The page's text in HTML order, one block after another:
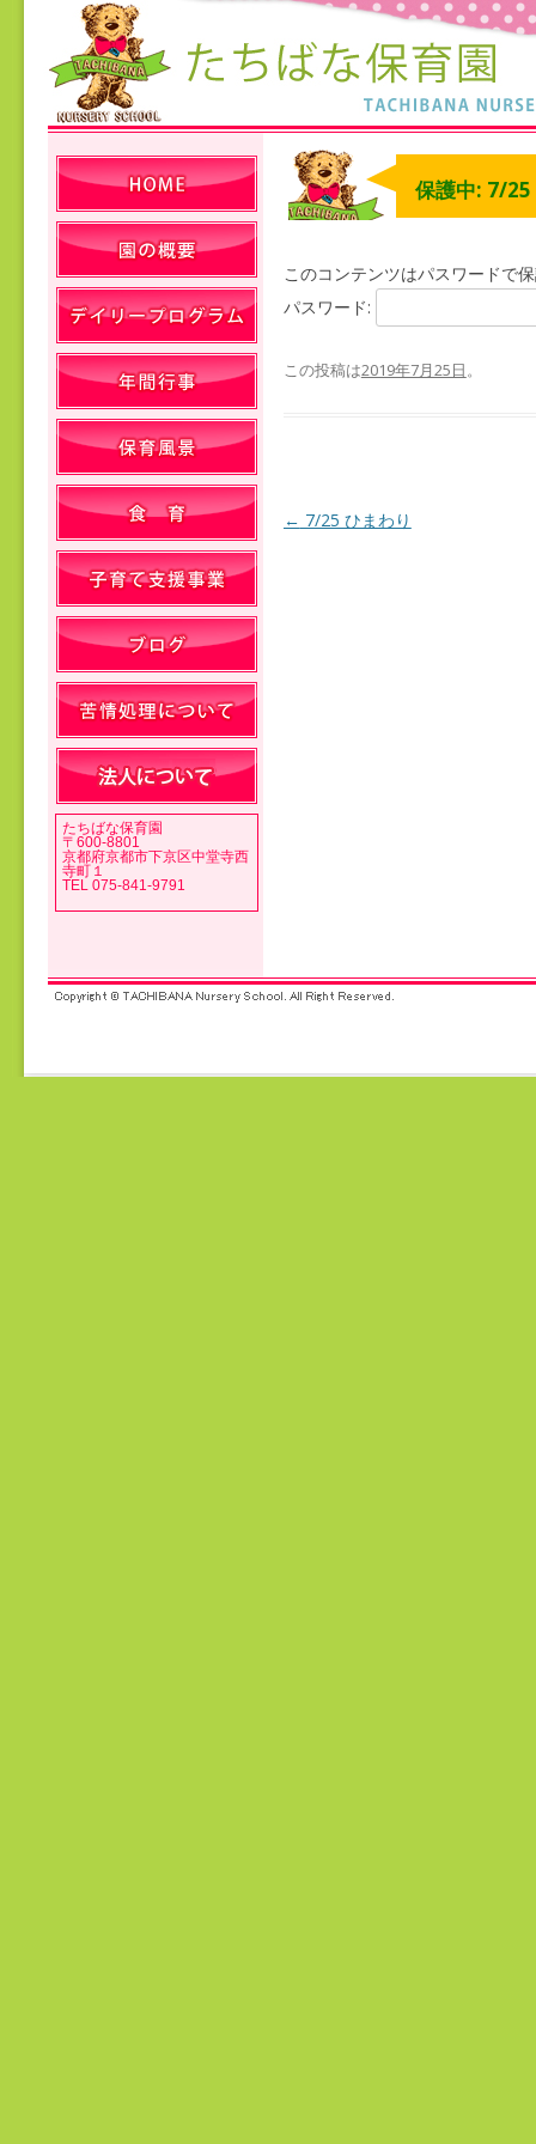
保護中: 7/25
このコンテンツはパスワードで
パスワード:
この投稿は2019年7月25日。
投稿ナビゲーション
← 7/25 ひまわり
たちばな保育園
〒600-8801
京都府京都市下京区中堂寺西
寺町１
TEL 075-841-9791